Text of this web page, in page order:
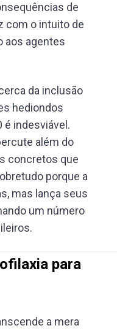
de
com o intuito de
aos agentes
da inclusão
hediondos
é indesviável.
além do
concretos que
porque a
mas lança seus
um número
para
a mera